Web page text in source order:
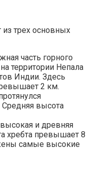
из трех основных
часть горного
территории Непала
Индии. Здесь
2 км.
Средняя высота
и древняя
хребта превышает 8
самые высокие